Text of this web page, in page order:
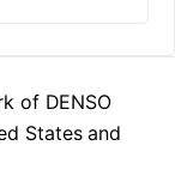
of DENSO
States and